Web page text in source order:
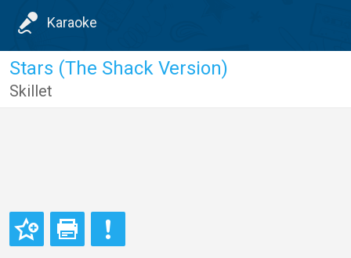
Karaoke
Stars (The Shack Version)
Skillet